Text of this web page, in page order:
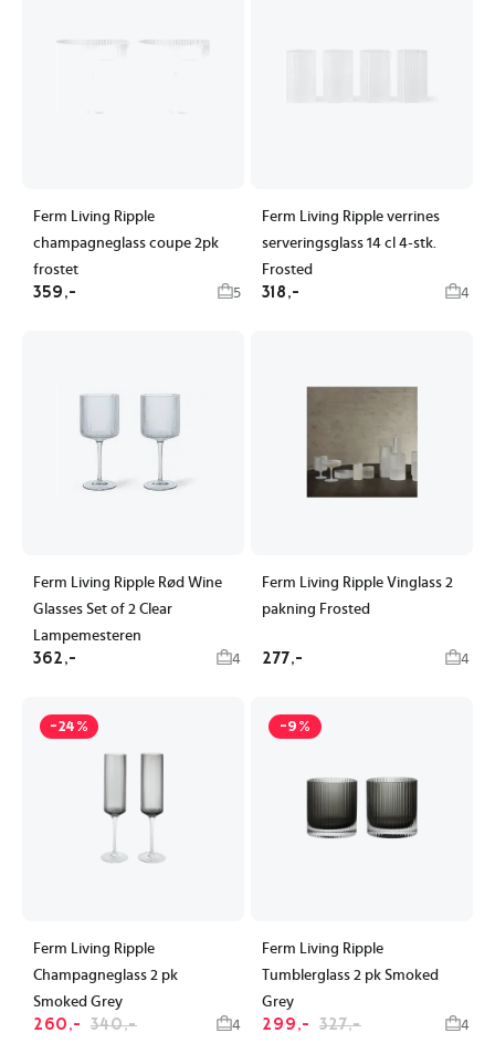
Ferm Living Ripple
champagneglass coupe 2pk
frostet
359,- 5
Ferm Living Ripple verrines
serveringsglass 14 cl 4-stk.
Frosted
318,- 4
Ferm Living Ripple Rød Wine
Glasses Set of 2 Clear
Lampemesteren
362,- 4
Ferm Living Ripple Vinglass 2
pakning Frosted
277,- 4
-24%
Ferm Living Ripple
Champagneglass 2 pk
Smoked Grey
260,- 340,- 4
-9%
Ferm Living Ripple
Tumblerglass 2 pk Smoked
Grey
299,- 327,- 4